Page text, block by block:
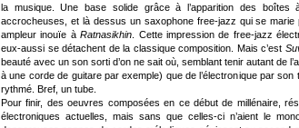
la musique. Une base solide grâce à l’apparition des
accrocheuses, et là dessus un saxophone free-jazz qui se marie
ampleur inouïe àRatnasikhin . Cette impression de free-jazz
eux-aussi se détachent de la classique composition. Mais c’est
beauté avec un son sorti d’on ne sait où, semblant tenir autant de
à une corde de guitare par exemple) que de l’électronique par
rythmé. Bref, un tube.
Pour finir, des oeuvres composées en ce début de millénaire,
électroniques actuelles, mais sans que celles-ci n’aient le